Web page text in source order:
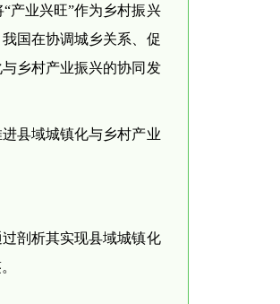
产业兴旺”作为乡村振兴
国在协调城乡关系、促
乡村产业振兴的协同发
县域城镇化与乡村产业
剖析其实现县域城镇化